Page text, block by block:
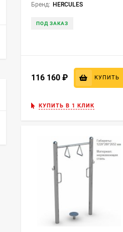
Бренд: HERCULES
ПОД ЗАКАЗ
116 160 КУПИТЬ
КУПИТЬ В 1 КЛИК